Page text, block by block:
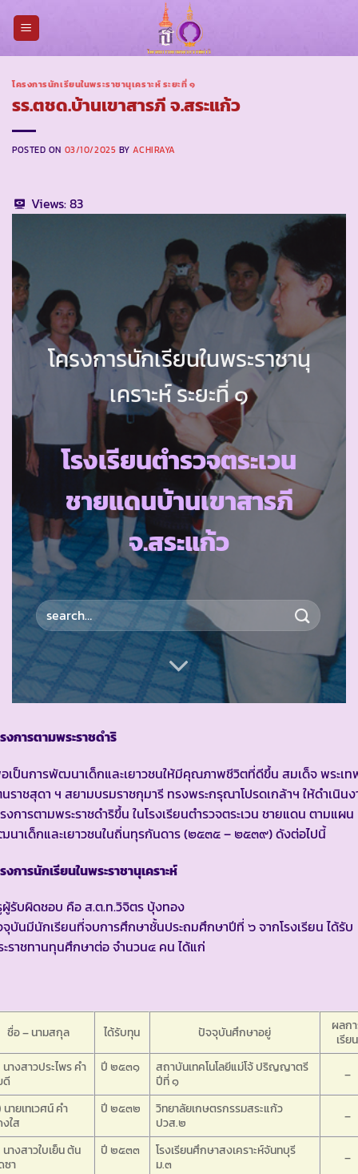
โครงการนักเรียนในพระราชานุเคราะห์ ระยะที่ ๑
รร.ตชด.บ้านเขาสารภี จ.สระแก้ว
POSTED ON 03/10/2025 BYACHIRAYA
Views:83
โครงการนักเรียนในพระราชานุ
เคราะห์ ระยะที่ ๑
โรงเรียนตำรวจตระเวน
ชายแดนบ้านเขาสารภี
จ.สระแก้ว
งการตามพระราชดำริ
เป็นการพัฒนาเด็กและเยาวชนให้มีคุณภาพชีวิตที่ดีขึ้น สมเด็จ พระเ
ราชสุดา ฯ สยามบรมราชกุมารี ทรงพระกรุณาโปรดเกล้าฯ ให้ดำเนิน
งการตามพระราชดำริขึ้น ในโรงเรียนตำรวจตระเวน ชายแดน ตามแผน
าเด็กและเยาวชนในถิ่นทุรกันดาร (๒๕๓๕ – ๒๕๓๙) ดังต่อไปนี้
งการนักเรียนในพระราชานุเคราะห์
รับผิดชอบ คือ ส.ต.ท.วิจิตร บุ้งทอง
บันมีนักเรียนที่จบการศึกษาชั้นประถมศึกษาปีที่ ๖ จากโรงเรียน ได้รับ
ราชทานทุนศึกษาต่อ จำนวน๔ คน ได้แก่
ชื่อ – นามสกุล ได้รับทุน ปัจจุบันศึกษาอยู่
ผลก
เรียน
างสาวประไพร คำ
ดี
ปี ๒๕๓๑
สถาบันเทคโนโลยีแม่โจ้ ปริญญาตรี
ปีที่ ๑
–
ายเทเวศน์ คำ
ใส
ปี ๒๕๓๒
วิทยาลัยเกษตรกรรมสระแก้ว
ปวส.๒
–
างสาวใบเย็น ต้น
า
ปี ๒๕๓๓
โรงเรียนศึกษาสงเคราะห์จันทบุรี
ม.๓
–